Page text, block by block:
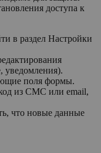
доступа к
в раздел Настройки
уведомления).
поля формы.
из СМС или email,
что новые данные